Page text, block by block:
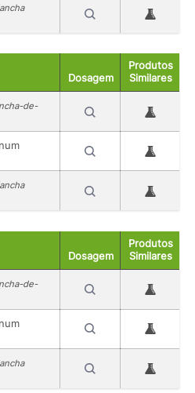
Dosagem
Produtos
Similares
de-
Dosagem
Produtos
Similares
de-